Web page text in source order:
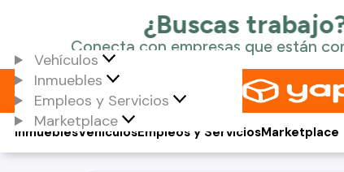
Vehículos
Inmuebles
Empleos y Servicios
Marketplace
Vehículos
Inmuebles Empleos y ServiciosMarketplace